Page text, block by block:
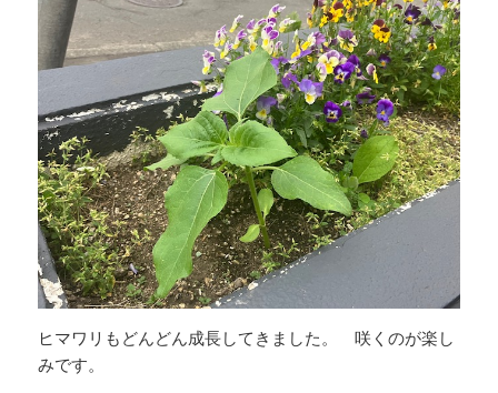
ヒマワリもどんどん成長してきました。 咲くのが楽し
みです。